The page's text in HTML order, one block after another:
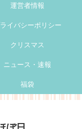
運営者情報
イバシーポリシー
クリスマス
ニュース・速報
福袋